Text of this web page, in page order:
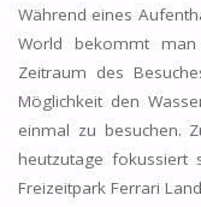
Während eines
World bekommt
Zeitraum des
Möglichkeit den
einmal zu besuchen.
heutzutage fokussiert
Freizeitpark Ferrari